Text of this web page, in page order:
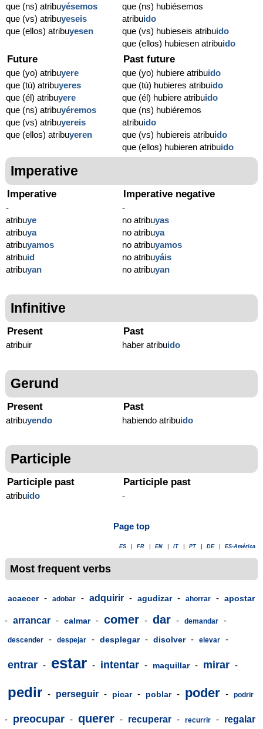
que (ns) atribuyésemos
que (vs) atribuyeseis
que (ellos) atribuyesen
que (ns) hubiésemos
atribuido
que (vs) hubieseis atribuido
que (ellos) hubiesen atribuido
Future
que (yo) atribuyere
que (tú) atribuyeres
que (él) atribuyere
que (ns) atribuyéremos
que (vs) atribuyereis
que (ellos) atribuyeren
Past future
que (yo) hubiere atribuido
que (tú) hubieres atribuido
que (él) hubiere atribuido
que (ns) hubiéremos
atribuido
que (vs) hubiereis atribuido
que (ellos) hubieren atribuido
Imperative
Imperative
-
atribuye
atribuya
atribuyamos
atribuid
atribuyan
Imperative negative
-
no atribuyas
no atribuya
no atribuyamos
no atribuyáis
no atribuyan
Infinitive
Present
atribuir
Past
haber atribuido
Gerund
Present
atribuyendo
Past
habiendo atribuido
Participle
Participle past
atribuido
Participle past
-
Page top
ES FR EN IT PT DE ES-América
Most frequent verbs
acaecer - adobar - adquirir - agudizar - ahorrar - apostar
- arrancar - calmar - comer - dar - demandar -
descender - despejar - desplegar - disolver - elevar -
entrar - estar - intentar - maquillar - mirar -
pedir - perseguir - picar - poblar - poder - podrir
- preocupar - querer - recuperar - recurrir - regalar